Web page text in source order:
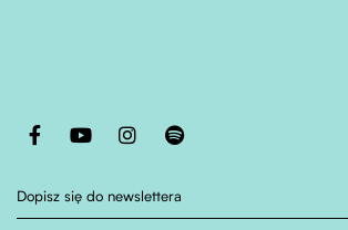
Otwiera stronę w nowej karcie
Otwiera stronę w nowej karcie
Otwiera stronę w nowej karcie
Otwiera stronę w nowej karcie
Dopisz się do newslettera